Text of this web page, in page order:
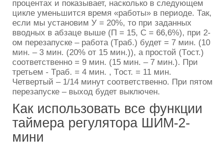
процентах и показывает, насколько в следующем
цикле уменьшится время «работы» в периоде. Так,
если мы установим У = 20%, то при заданных
вводных в абзаце выше (П = 15, С = 66,6%), при 2-
ом перезапуске – работа (Tраб.) будет = 7 мин. (10
мин. – 3 мин. (20% от 15 мин.)), а простой (Tост.)
соответственно = 9 мин. (15 мин. – 7 мин.). При
третьем - Tраб. = 4 мин. , Tост. = 11 мин.
Четвертый – 1/14 минут соответственно. При пятом
перезапуске – выход будет выключен.
Как использовать все функции
таймера регулятора ШИМ-2-
мини